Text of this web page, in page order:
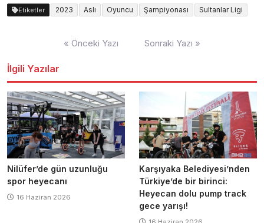
Etiketler 2023 Aslı Oyuncu Şampiyonası Sultanlar Ligi
« Önceki Yazı Sonraki Yazı »
İlgili Yazılar
Nilüfer’de gün uzunluğu
spor heyecanı
16 Haziran 2026
Karşıyaka Belediyesi’nden
Türkiye’de bir birinci:
Heyecan dolu pump track
gece yarışı!